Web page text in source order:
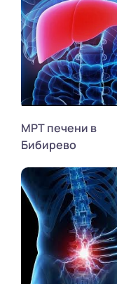
МРТ печени в
Бибирево